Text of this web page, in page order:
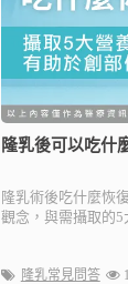
隆乳後可以吃什
隆乳術後吃什麼恢
觀念，與需攝取的5
隆乳常見問答